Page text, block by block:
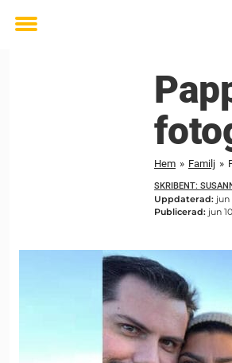
Toggle
Hem » Familj »
SKRIBENT:
Uppdaterad: jun
Publicerad: jun